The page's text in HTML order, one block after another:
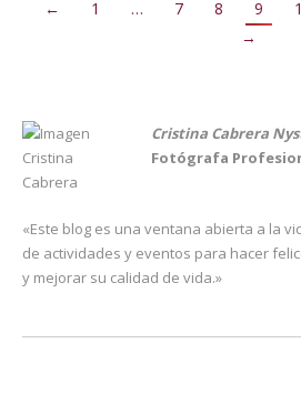
← 1 … 7 8 9
→
Cristina Cabrera
Fotógrafa
«Este blog es una ventana abierta a la
de actividades y eventos para hacer
y mejorar su calidad de vida.»